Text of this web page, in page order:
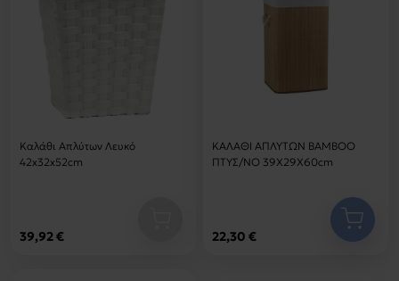
Καλάθι Απλύτων Λευκό
42x32x52cm
39,92 €
ΚΑΛΑΘΙ ΑΠΛΥΤΩΝ ΒΑΜΒΟΟ
ΠΤΥΣ/ΝΟ 39Χ29Χ60cm
22,30 €